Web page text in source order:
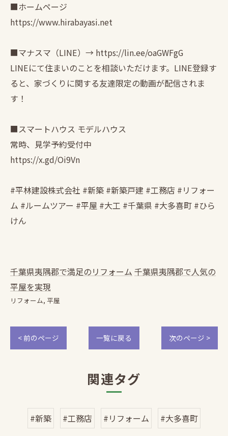
■ホームページ
https://www.hirabayasi.net
■マナスマ（LINE）→ https://lin.ee/oaGWFgG
LINEにて住まいのことを相談いただけます。LINE登録す
ると、家づくりに関する友達限定の動画が配信されま
す！
■スマートハウス モデルハウス
常時、見学予約受付中
https://x.gd/Oi9Vn
#平林建設株式会社 #新築 #新築戸建 #工務店 #リフォー
ム #ルームツアー #平屋 #大工 #千葉県 #大多喜町 #ひら
けん
千葉県夷隅郡で満足のリフォーム 千葉県夷隅郡で人気の
平屋を実現
リフォーム 平屋
< 前のページ 一覧に戻る 次のページ >
関連タグ
#新築 #工務店 #リフォーム #大多喜町